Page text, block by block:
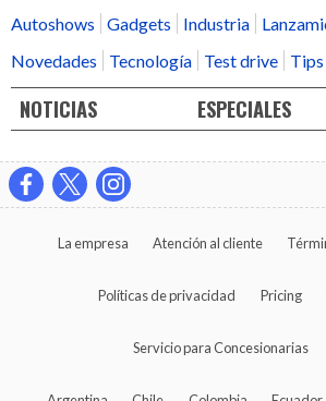
Autoshows
Gadgets Industria
Novedades
Tecnología Test drive Tips
NOTICIAS ESPECIALES
La empresa Atención al cliente
Políticas de privacidad Pricing
Servicio para Concesionarias